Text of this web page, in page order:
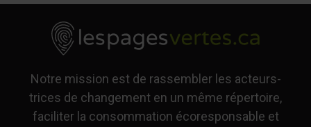
Notre mission est de rassembler les acteurs-
trices de changement en un même répertoire,
faciliter la consommation écoresponsable et